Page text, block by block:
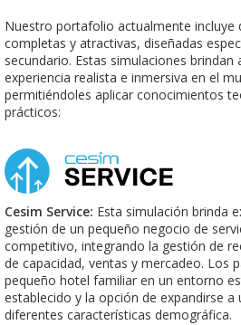
Nuestro portafolio actualmente incluye
completas y atractivas, diseñadas
secundario. Estas simulaciones brindan
experiencia realista e inmersiva en el
permitiéndoles aplicar conocimientos
prácticos:
Cesim Service: Esta simulación brinda
gestión de un pequeño negocio de
competitivo, integrando la gestión de
de capacidad, ventas y mercadeo. Los
pequeño hotel familiar en un entorno
establecido y la opción de expandirse
diferentes características demográfica.